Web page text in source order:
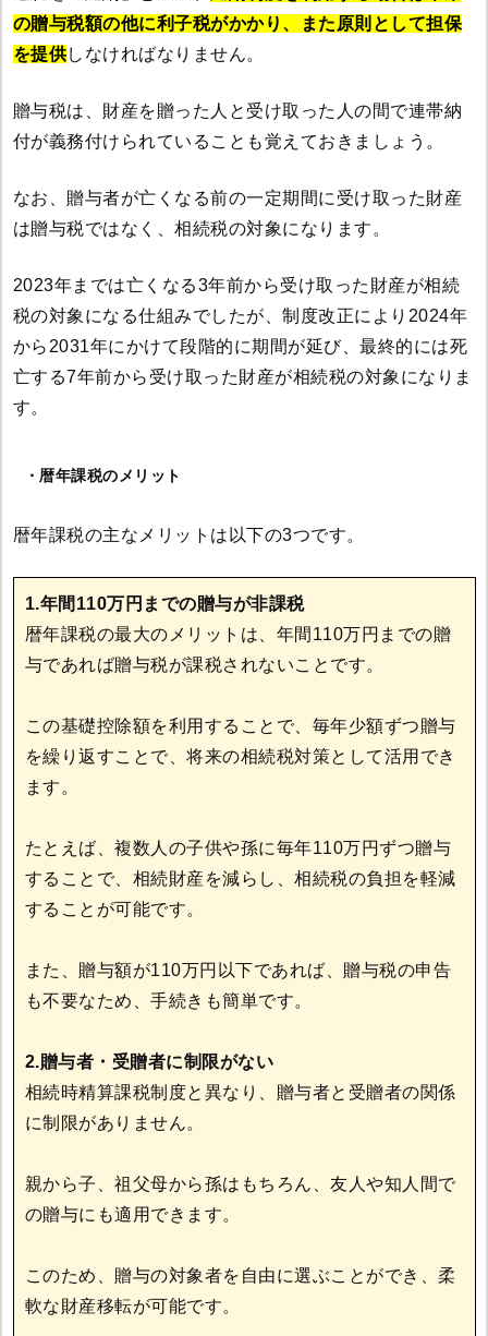
の贈与税額の他に利子税がかかり、また原則として担保
を提供しなければなりません。
贈与税は、財産を贈った人と受け取った人の間で連帯納
付が義務付けられていることも覚えておきましょう。
なお、贈与者が亡くなる前の一定期間に受け取った財産
は贈与税ではなく、相続税の対象になります。
2023年までは亡くなる3年前から受け取った財産が相続
税の対象になる仕組みでしたが、制度改正により2024年
から2031年にかけて段階的に期間が延び、最終的には死
亡する7年前から受け取った財産が相続税の対象になりま
す。
・暦年課税のメリット
暦年課税の主なメリットは以下の3つです。
1.年間110万円までの贈与が非課税
暦年課税の最大のメリットは、年間110万円までの贈
与であれば贈与税が課税されないことです。
この基礎控除額を利用することで、毎年少額ずつ贈与
を繰り返すことで、将来の相続税対策として活用でき
ます。
たとえば、複数人の子供や孫に毎年110万円ずつ贈与
することで、相続財産を減らし、相続税の負担を軽減
することが可能です。
また、贈与額が110万円以下であれば、贈与税の申告
も不要なため、手続きも簡単です。
2.贈与者・受贈者に制限がない
相続時精算課税制度と異なり、贈与者と受贈者の関係
に制限がありません。
親から子、祖父母から孫はもちろん、友人や知人間で
の贈与にも適用できます。
このため、贈与の対象者を自由に選ぶことができ、柔
軟な財産移転が可能です。